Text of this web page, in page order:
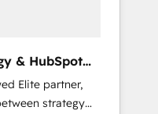
-
facing
& HubSpot
Elite partner,
strategy